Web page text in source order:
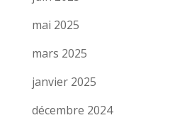
mai 2025
mars 2025
janvier 2025
décembre 2024